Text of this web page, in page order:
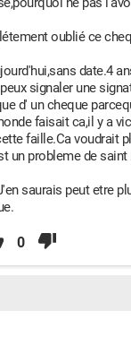
oublié ce
date.4
signaler une
d' un cheque
faisait ca,il y a
faille.Ca voudrait
un probleme de saint
saurais peut etre
0